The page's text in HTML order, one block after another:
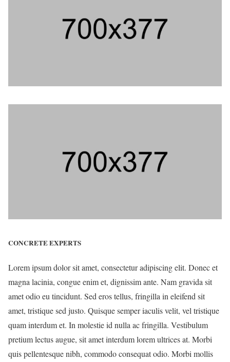
CONCRETE EXPERTS
Lorem ipsum dolor sit amet, consectetur adipiscing elit. Donec et
magna lacinia, congue enim et, dignissim ante. Nam gravida sit
amet odio eu tincidunt. Sed eros tellus, fringilla in eleifend sit
amet, tristique sed justo. Quisque semper iaculis velit, vel tristique
quam interdum et. In molestie id nulla ac fringilla. Vestibulum
pretium lectus augue, sit amet interdum lorem ultrices at. Morbi
quis pellentesque nibh, commodo consequat odio. Morbi mollis